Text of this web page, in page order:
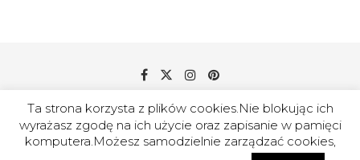
© 2018-2020 AMERYKAIJA Wszelkie prawa zastrzeżone |
Polityka prywatności
Ta strona korzysta z plików cookies.Nie blokując ich
wyrażasz zgodę na ich użycie oraz zapisanie w pamięci
komputera.Możesz samodzielnie zarządzać cookies,
6